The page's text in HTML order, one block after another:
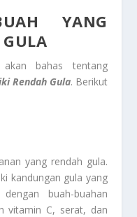
YANG
bahas tentang
Rendah Gula. Berikut
yang rendah gula.
kandungan gula yang
buah-buahan
vitamin C, serat, dan